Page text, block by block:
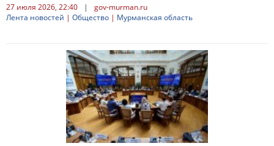
27 июля 2026, 22:40 |
gov-murman.ru
Лента новостей | Общество | Мурманская область